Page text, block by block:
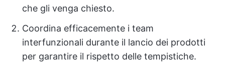
che gli venga chiesto.
Coordina efficacemente i team
interfunzionali durante il lancio dei prodotti
per garantire il rispetto delle tempistiche.